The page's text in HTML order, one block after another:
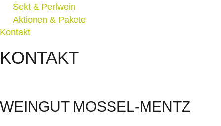
Sekt & Perlwein
Aktionen & Pakete
Kontakt
KONTAKT
WEINGUT MOSSEL-MENTZ